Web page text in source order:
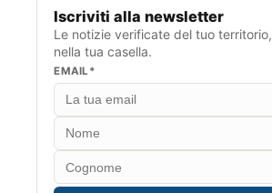
Iscriviti alla newsletter
Le notizie verificate del tuo
nella tua casella.
EMAIL*